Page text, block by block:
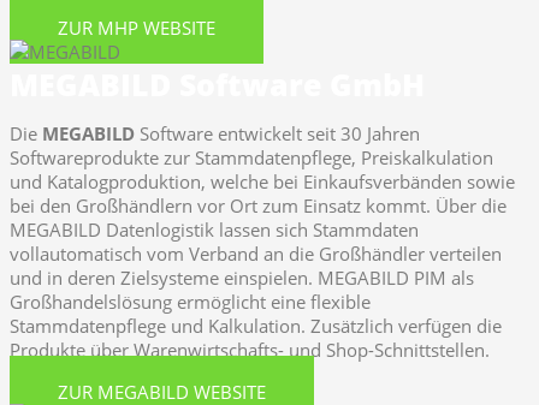
ZUR MHP WEBSITE
Die MEGABILD Software entwickelt seit 30 Jahren
Softwareprodukte zur Stammdatenpflege, Preiskalkulation
und Katalogproduktion, welche bei Einkaufsverbänden sowie
bei den Großhändlern vor Ort zum Einsatz kommt. Über die
MEGABILD Datenlogistik lassen sich Stammdaten
vollautomatisch vom Verband an die Großhändler verteilen
und in deren Zielsysteme einspielen. MEGABILD PIM als
Großhandelslösung ermöglicht eine flexible
Stammdatenpflege und Kalkulation. Zusätzlich verfügen die
Produkte über Warenwirtschafts- und Shop-Schnittstellen.
ZUR MEGABILD WEBSITE